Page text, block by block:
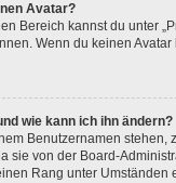
Avatar?
Bereich kannst du unter
Wenn du keinen
wie kann ich ihn ändern?
Benutzernamen
sie von der Board-
Rang unter Umständen